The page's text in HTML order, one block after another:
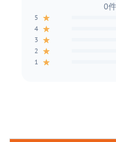
0
5 ★
4 ★
3 ★
2 ★
1 ★